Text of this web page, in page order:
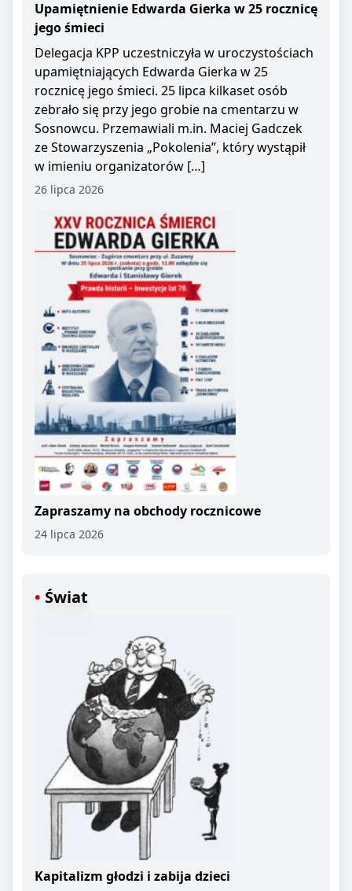
Upamiętnienie Edwarda Gierka w 25 rocznicę
jego śmieci
Delegacja KPP uczestniczyła w uroczystościach
upamiętniających Edwarda Gierka w 25
rocznicę jego śmieci. 25 lipca kilkaset osób
zebrało się przy jego grobie na cmentarzu w
Sosnowcu. Przemawiali m.in. Maciej Gadczek
ze Stowarzyszenia „Pokolenia”, który wystąpił
w imieniu organizatorów […]
26 lipca 2026
Zapraszamy na obchody rocznicowe
24 lipca 2026
Świat
Kapitalizm głodzi i zabija dzieci